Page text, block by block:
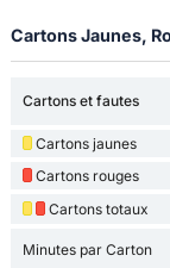
Cartons Jaunes,
Cartons et fautes
Cartons jaunes
Cartons rouges
Cartons totaux
Minutes par Carton